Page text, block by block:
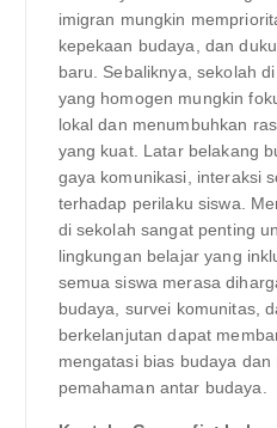
imigran mungkin
kepekaan budaya, dan
baru. Sebaliknya, sekolah
yang homogen mungkin
lokal dan menumbuhkan
yang kuat. Latar belakang
gaya komunikasi, interaksi
terhadap perilaku siswa.
di sekolah sangat penting
lingkungan belajar yang
semua siswa merasa
budaya, survei komunitas,
berkelanjutan dapat
mengatasi bias budaya dan
pemahaman antar budaya.